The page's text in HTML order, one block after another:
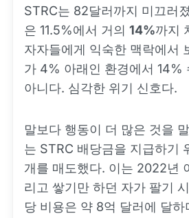
STRC는 82달러까지 미끄러
은 11.5%에서 거의 14%까지
자자들에게 익숙한 맥락에서
가 4% 아래인 환경에서 14%
아니다. 심각한 위기 신호다.
말보다 행동이 더 많은 것을
는 STRC 배당금을 지급하기
개를 매도했다. 이는 2022년
리고 쌓기만 하던 자가 팔기
당 비용은 약 8억 달러에 달하